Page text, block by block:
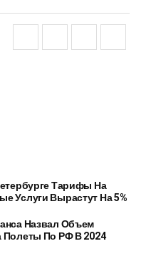
Тарифы На
Услуги Вырастут На 5%
Назвал Объем
Полеты По РФ В 2024